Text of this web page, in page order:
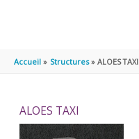
Accueil Structures ALOES TAXI
ALOES TAXI